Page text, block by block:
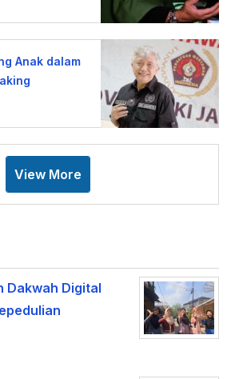
Anak dalam
View More
Dakwah Digital